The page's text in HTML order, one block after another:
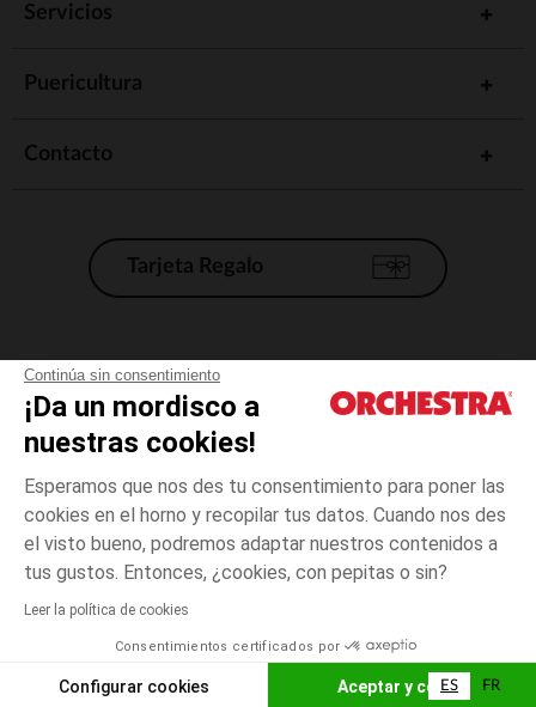
Continúa sin consentimiento
¡Da un mordisco a
nuestras cookies!
Esperamos que nos des tu consentimiento para poner las
cookies en el horno y recopilar tus datos. Cuando nos des
el visto bueno, podremos adaptar nuestros contenidos a
tus gustos. Entonces, ¿cookies, con pepitas o sin?
Leer la política de cookies
Consentimientos certificados por
Configurar cookies Aceptar y cerrar
talla
unica
El pago medidante
AÑADIR A LA CESTA
Servicios
Puericultura
Contacto
Tarjeta Regalo
Condiciones generales de venta
Aviso Legal
*Condiciones de las ofertas actuales
Gestión de las cookies
Accesibilidad: no conforme
Orchestra adhiere al código de ética de la Federación Francesa de comercio
electrónico y venta a distancia (FEVAD) y al sistema de mediación de
ES FR